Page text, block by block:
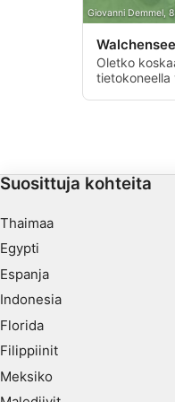
Giovanni Demmel,
Oletko
tietokoneella
Suosittuja kohteita
Thaimaa
Egypti
Espanja
Indonesia
Florida
Filippiinit
Meksiko
Palvelujen
Rajoitettujen tietojen
IAB:n erityispiirteet:
Muut kuin IAB:n
Suorituskyky
Toiminnallinen
Mainonta